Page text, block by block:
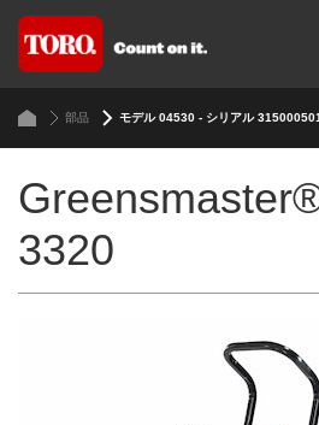
部品 モデル 04530 - シリアル
3320